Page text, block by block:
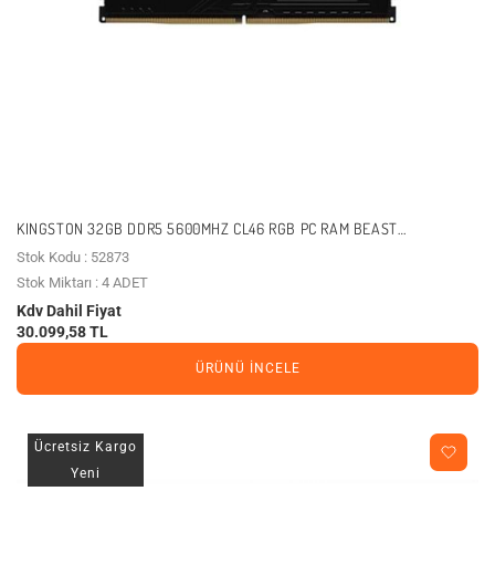
KINGSTON 32GB DDR5 5600MHZ CL46 RGB PC RAM BEAST
KF556C36BBEA-32
Stok Kodu : 52873
Stok Miktarı : 4 ADET
Kdv Dahil Fiyat
30.099,58 TL
ÜRÜNÜ İNCELE
Ücretsiz Kargo
Yeni